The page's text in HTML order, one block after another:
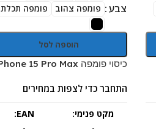
צבע
פומפה צהוב
פומפה תכלת
הוספה לסל
כיסוי פומפה iPhone 15 Pro Max
התחבר כדי לצפות במחירים
מקט פנימי:
-
EAN:
-